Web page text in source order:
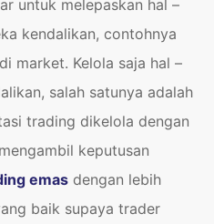
untuk melepaskan hal –
kendalikan, contohnya
market. Kelola saja hal –
salah satunya adalah
trading dikelola dengan
keputusan
emas dengan lebih
baik supaya trader